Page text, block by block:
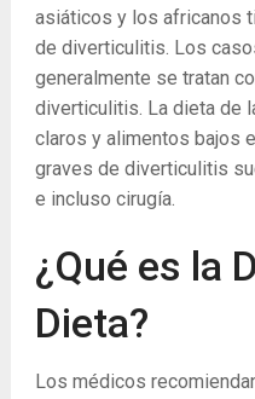
asiáticos y los africanos
de diverticulitis. Los
generalmente se tratan
diverticulitis. La dieta de
claros y alimentos bajos
graves de diverticulitis
e incluso cirugía.
¿Qué es la
Dieta?
Los médicos